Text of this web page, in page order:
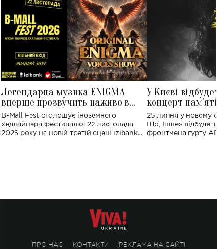
Легендарна музика ENIGMA
вперше прозвучить наживо в
Україні: де відбудеться концерт
B-Mall Fest оголошує іноземного
хедлайнера фестивалю: 22 листопада
2026 року на новій третій сцені izibank
У Києві
концерт
Клименка:
виконають
25 липня у новому
Що, Інше»
фронтмена гурту
ПРО НАС КОНТАКТИ РЕКЛАМА НА САЙТІ